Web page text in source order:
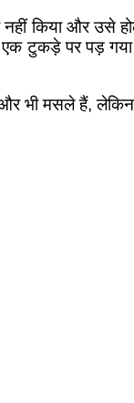
किया और उसे
टुकड़े पर पड़ गया
भी मसले हैं, लेकिन